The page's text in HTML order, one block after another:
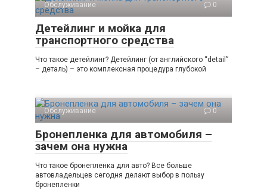
Обслуживание 0
Детейлинг и мойка для
транспортного средства
Что такое детейлинг? Детейлинг (от английского “detail”
– деталь) – это комплексная процедура глубокой
Обслуживание 0
Бронепленка для автомобиля –
зачем она нужна
Что такое бронепленка для авто? Все больше
автовладельцев сегодня делают выбор в пользу
бронепленки